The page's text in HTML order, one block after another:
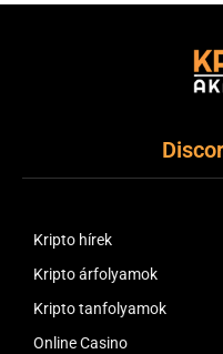
Kripto hírek
Kripto árfolyamok
Kripto tanfolyamok
Online Casino